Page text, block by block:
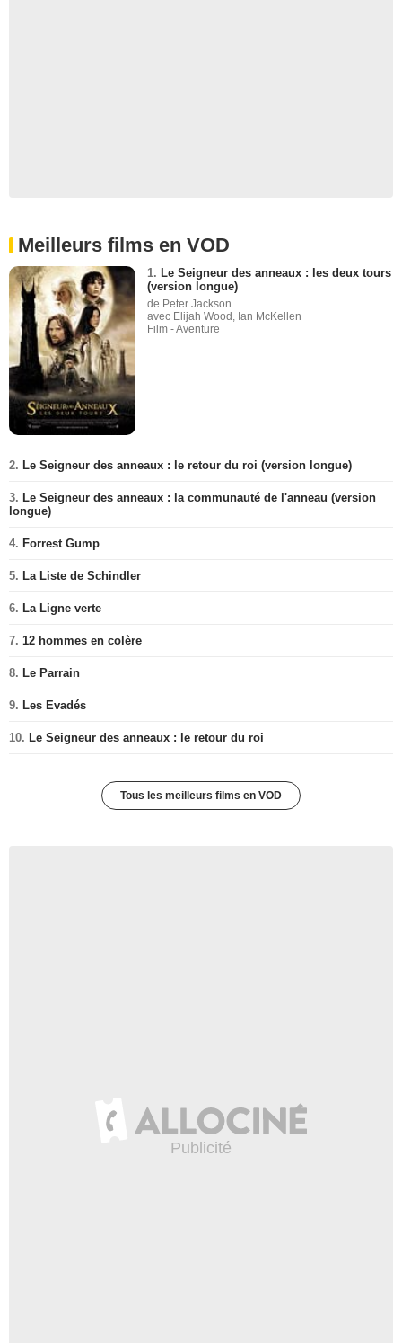
Meilleurs films en VOD
1. Le Seigneur des anneaux : les deux tours
(version longue)
de Peter Jackson
avec Elijah Wood, Ian McKellen
Film - Aventure
2. Le Seigneur des anneaux : le retour du roi (version longue)
3. Le Seigneur des anneaux : la communauté de l'anneau (version
longue)
4. Forrest Gump
5. La Liste de Schindler
6. La Ligne verte
7. 12 hommes en colère
8. Le Parrain
9. Les Evadés
10. Le Seigneur des anneaux : le retour du roi
Tous les meilleurs films en VOD